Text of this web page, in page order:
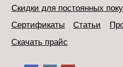
Скидки для постоянных
Сертификаты
Статьи
Скачать прайс